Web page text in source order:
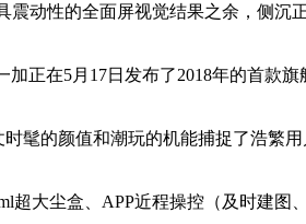
性的全面屏视觉结果之余，侧沉
在5月17日发布了2018年的首款旗
的颜值和潮玩的机能捕捉了浩繁
大尘盒、APP近程操控（及时建图